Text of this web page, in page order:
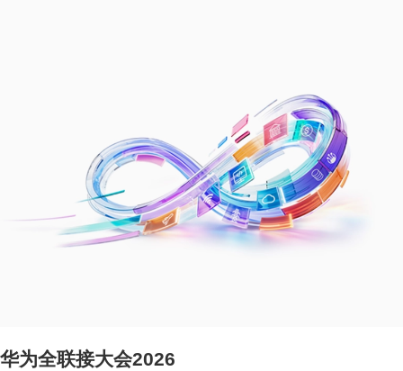
华为全联接大会2026